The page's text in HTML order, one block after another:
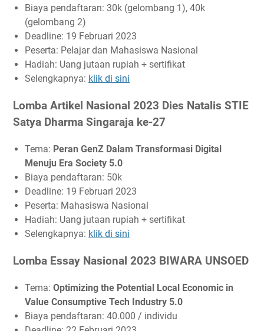
Biaya pendaftaran: 30k (gelombang 1), 40k
(gelombang 2)
Deadline: 19 Februari 2023
Peserta: Pelajar dan Mahasiswa Nasional
Hadiah: Uang jutaan rupiah + sertifikat
Selengkapnya: klik di sini
Lomba Artikel Nasional 2023 Dies Natalis STIE
Satya Dharma Singaraja ke-27
Tema: Peran GenZ Dalam Transformasi Digital
Menuju Era Society 5.0
Biaya pendaftaran: 50k
Deadline: 19 Februari 2023
Peserta: Mahasiswa Nasional
Hadiah: Uang jutaan rupiah + sertifikat
Selengkapnya: klik di sini
Lomba Essay Nasional 2023 BIWARA UNSOED
Tema: Optimizing the Potential Local Economic in
Value Consumptive Tech Industry 5.0
Biaya pendaftaran: 40.000 / individu